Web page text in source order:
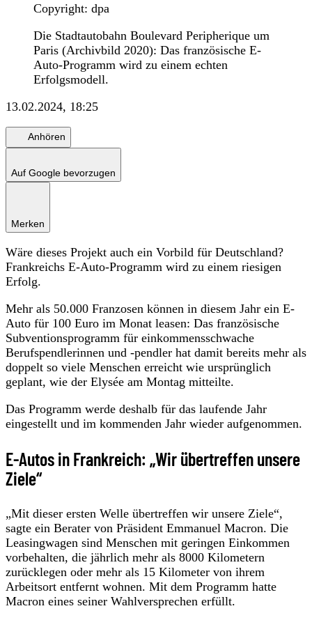
Copyright: dpa
Die Stadtautobahn Boulevard Peripherique um
Paris (Archivbild 2020): Das französische E-
Auto-Programm wird zu einem echten
Erfolgsmodell.
13.02.2024, 18:25
Anhören
Auf Google bevorzugen
Merken
Wäre dieses Projekt auch ein Vorbild für Deutschland?
Frankreichs E-Auto-Programm wird zu einem riesigen
Erfolg.
Mehr als 50.000 Franzosen können in diesem Jahr ein E-
Auto für 100 Euro im Monat leasen: Das französische
Subventionsprogramm für einkommensschwache
Berufspendlerinnen und -pendler hat damit bereits mehr als
doppelt so viele Menschen erreicht wie ursprünglich
geplant, wie der Elysée am Montag mitteilte.
Das Programm werde deshalb für das laufende Jahr
eingestellt und im kommenden Jahr wieder aufgenommen.
E-Autos in Frankreich: „Wir übertreffen unsere
Ziele“
„Mit dieser ersten Welle übertreffen wir unsere Ziele“,
sagte ein Berater von Präsident Emmanuel Macron. Die
Leasingwagen sind Menschen mit geringen Einkommen
vorbehalten, die jährlich mehr als 8000 Kilometern
zurücklegen oder mehr als 15 Kilometer von ihrem
Arbeitsort entfernt wohnen. Mit dem Programm hatte
Macron eines seiner Wahlversprechen erfüllt.